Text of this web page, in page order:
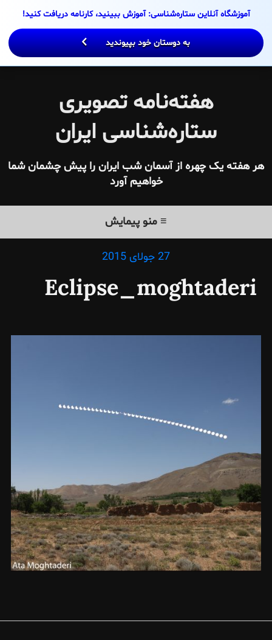
content
آموزشگاه آنلاین ستاره‌شناسی: آموزش ببینید، کارنامه دریافت کنید!
به دوستان خود بپیوندید
هفته‌نامه تصویری
ستاره‌شناسی ایران
هر هفته یک چهره از آسمان شب ایران را پیش چشمان شما
خواهیم آورد
≡ منو پیمایش
Posted
27 جولای 2015
Eclipse_moghtaderi